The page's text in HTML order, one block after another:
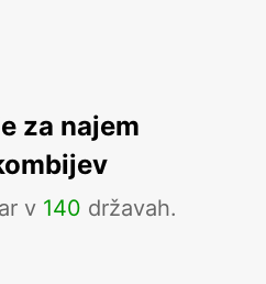
za najem
v 140 državah.